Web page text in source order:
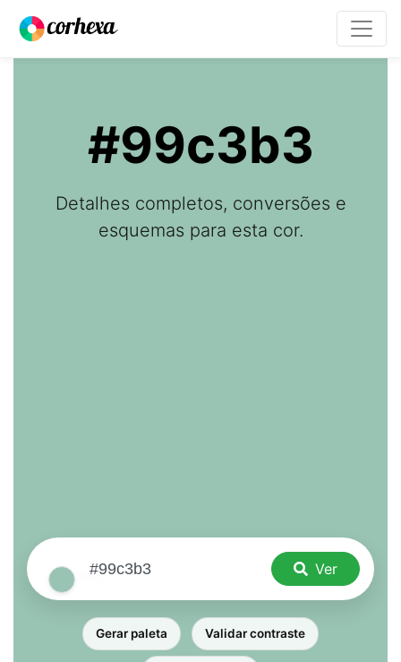
#99c3b3
Detalhes completos, conversões e
esquemas para esta cor.
Ver
Gerar paleta Validar contraste